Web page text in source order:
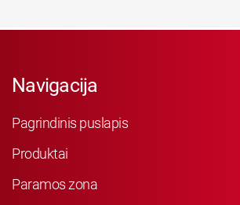
Navigacija
Pagrindinis puslapis
Produktai
Paramos zona